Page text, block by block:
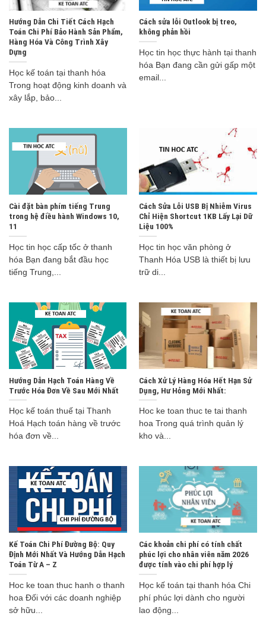
Hướng Dẫn Chi Tiết Cách Hạch
Toán Chi Phí Bảo Hành Sản Phẩm,
Hàng Hóa Và Công Trình Xây
Dựng
Học kế toán tại thanh hóa
Trong hoạt động kinh doanh và
xây lắp, bảo...
Cách sửa lỗi Outlook bị treo,
không phản hồi
Học tin học thực hành tại thanh
hóa Bạn đang cần gửi gấp một
email...
Cài đặt bàn phím tiếng Trung
trong hệ điều hành Windows 10,
11
Học tin học cấp tốc ở thanh
hóa Bạn đang bắt đầu học
tiếng Trung,...
Cách Sửa Lỗi USB Bị Nhiễm Virus
Chỉ Hiện Shortcut 1KB Lấy Lại Dữ
Liệu 100%
Học tin học văn phòng ở
Thanh Hóa USB là thiết bị lưu
trữ di...
Hướng Dẫn Hạch Toán Hàng Về
Trước Hóa Đơn Về Sau Mới Nhất
Học kế toán thuế tại Thanh
Hoá Hạch toán hàng về trước
hóa đơn về...
Cách Xử Lý Hàng Hóa Hết Hạn Sử
Dụng, Hư Hỏng Mới Nhất:
Hoc ke toan thuc te tai thanh
hoa Trong quá trình quản lý
kho và...
Kế Toán Chi Phí Đường Bộ: Quy
Định Mới Nhất Và Hướng Dẫn Hạch
Toán Từ A – Z
Hoc ke toan thuc hanh o thanh
hoa Đối với các doanh nghiệp
sở hữu...
Các khoản chi phí có tính chất
phúc lợi cho nhân viên năm 2026
được tính vào chi phí hợp lý
Học kế toán tại thanh hóa Chi
phí phúc lợi dành cho người
lao động...